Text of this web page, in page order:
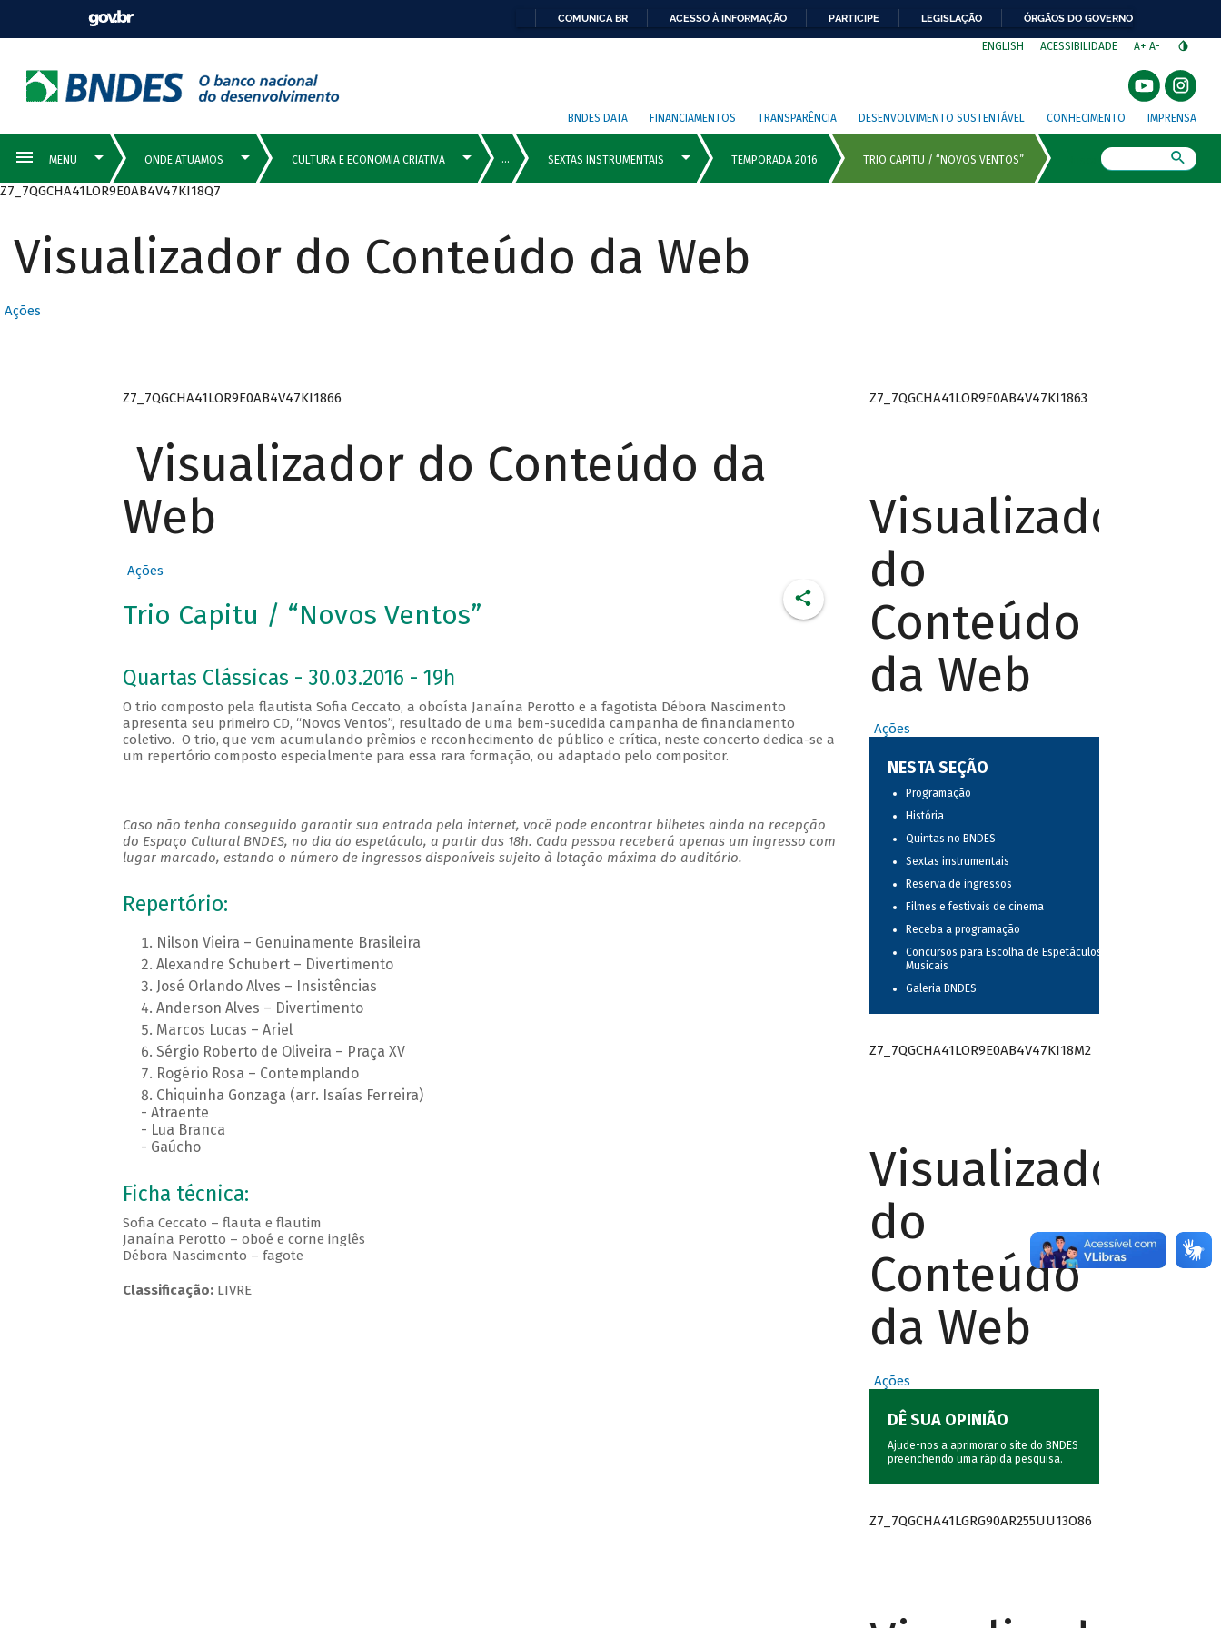
COMUNICA BR ACESSO À INFORMAÇÃO PARTICIPE LEGISLAÇÃO ÓRGÃOS DO GOVERNO
ENGLISH ACESSIBILIDADE A+ A-
BNDES DATA FINANCIAMENTOS TRANSPARÊNCIA DESENVOLVIMENTO SUSTENTÁVEL CONHECIMENTO IMPRENSA
Z7_7QGCHA41LOR9E0AB4V47KI18Q7
Visualizador do Conteúdo da Web
Ações
Z7_7QGCHA41LOR9E0AB4V47KI1866
Visualizador do Conteúdo da
Web
Ações
Trio Capitu / “Novos Ventos”
Quartas Clássicas - 30.03.2016 - 19h
O trio composto pela flautista Sofia Ceccato, a oboísta Janaína Perotto e a fagotista Débora Nascimento
apresenta seu primeiro CD, “Novos Ventos”, resultado de uma bem-sucedida campanha de financiamento
coletivo. O trio, que vem acumulando prêmios e reconhecimento de público e crítica, neste concerto dedica-se a
um repertório composto especialmente para essa rara formação, ou adaptado pelo compositor.
Caso não tenha conseguido garantir sua entrada pela internet, você pode encontrar bilhetes ainda na recepção
do Espaço Cultural BNDES, no dia do espetáculo, a partir das 18h. Cada pessoa receberá apenas um ingresso com
lugar marcado, estando o número de ingressos disponíveis sujeito à lotação máxima do auditório.
Repertório:
Nilson Vieira – Genuinamente Brasileira
Alexandre Schubert – Divertimento
José Orlando Alves – Insistências
Anderson Alves – Divertimento
Marcos Lucas – Ariel
Sérgio Roberto de Oliveira – Praça XV
Rogério Rosa – Contemplando
Chiquinha Gonzaga (arr. Isaías Ferreira)
- Atraente
- Lua Branca
- Gaúcho
Ficha técnica:
Sofia Ceccato – flauta e flautim
Janaína Perotto – oboé e corne inglês
Débora Nascimento – fagote
Classificação:LIVRE
Z7_7QGCHA41LOR9E0AB4V47KI1863
Visualizador
do
Conteúdo
da Web
Ações
NESTA SEÇÃO
Programação
História
Quintas no BNDES
Sextas instrumentais
Reserva de ingressos
Filmes e festivais de cinema
Receba a programação
Concursos para Escolha de Espetáculos
Musicais
Galeria BNDES
Z7_7QGCHA41LOR9E0AB4V47KI18M2
Visualizador
do
Conteúdo
da Web
Ações
DÊ SUA OPINIÃO
Ajude-nos a aprimorar o site do BNDES
preenchendo uma rápida pesquisa.
Z7_7QGCHA41LGRG90AR255UU13O86